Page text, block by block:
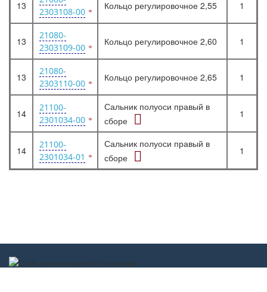
13
2303108-00
Кольцо регулировочное 2,55 1
13
21080-
2303109-00
Кольцо регулировочное 2,60 1
13
21080-
2303110-00
Кольцо регулировочное 2,65 1
14
21100-
2301034-00
Сальник полуоси правый в
сборе
1
14
21100-
2301034-01
Сальник полуоси правый в
сборе
1